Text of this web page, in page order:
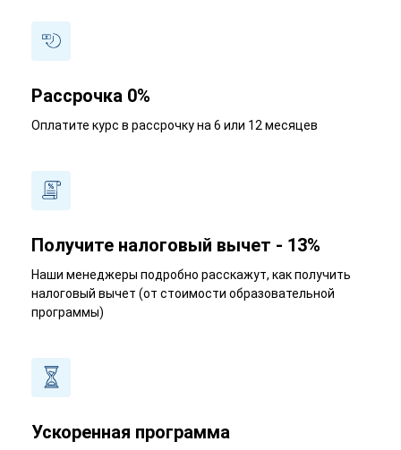
Рассрочка 0%
Оплатите курс в рассрочку на 6 или 12 месяцев
Получите налоговый вычет - 13%
Наши менеджеры подробно расскажут, как получить
налоговый вычет (от стоимости образовательной
программы)
Ускоренная программа